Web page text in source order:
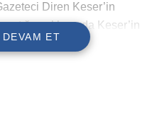
Diren Keser’in
açıklamada Keser’in
kendilerine
DEVAM ET